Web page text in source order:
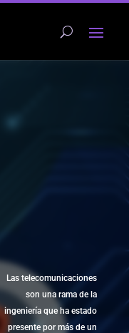
Las telecomunicaciones
son una rama de la
ingeniería que ha estado
presente por más de un